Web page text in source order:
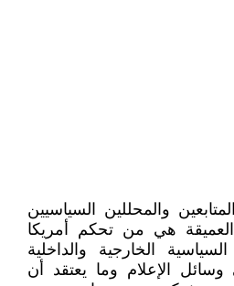
والمحللين السياسيين
هي من تحكم أمريكا
الخارجية والداخلية
الإعلام وما يعتقد أن